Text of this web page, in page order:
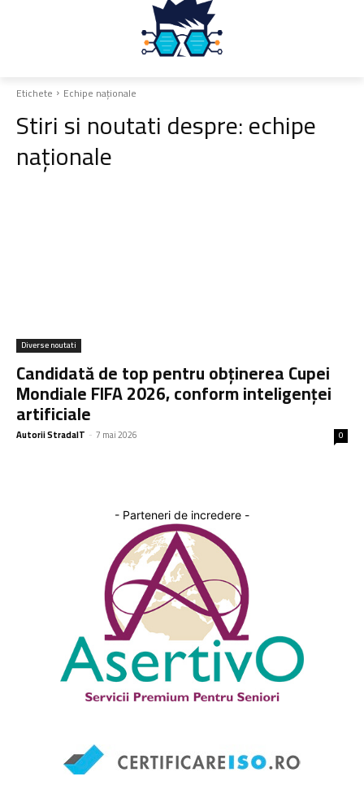
Etichete Echipe naționale
Stiri si noutati despre:echipe
naționale
Diverse noutati
Candidată de top pentru obținerea Cupei
Mondiale FIFA 2026, conform inteligenței
artificiale
Autorii StradaIT - 7 mai 2026 0
- Parteneri de incredere -